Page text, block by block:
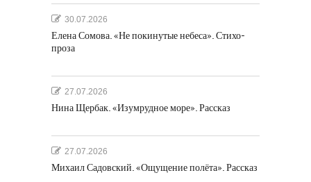
30.07.2026
Елена Сомова. «Не покинутые небеса». Стихо-
проза
27.07.2026
Нина Щербак. «Изумрудное море». Рассказ
27.07.2026
Михаил Садовский. «Ощущение полёта». Рассказ